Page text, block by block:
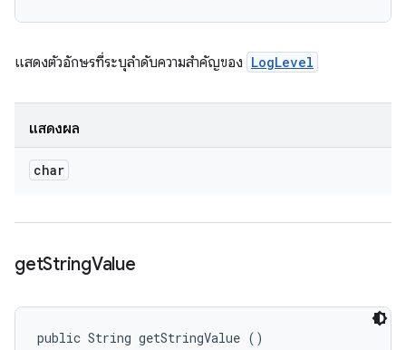
แสดงตัวอักษรที่ระบุลำดับความสำคัญของ LogLevel
แสดงผล
char
getStringValue
public String getStringValue ()